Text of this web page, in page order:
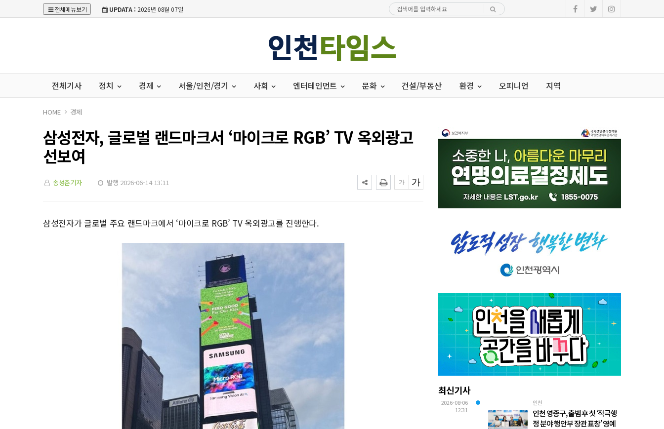
전체메뉴보기 UPDATA : 2026년 08월 07일
전체기사 정치 경제 서울/인천/경기 사회 엔터테인먼트 문화 건설/부동산 환경 오피니언 지역
HOME 경제
삼성전자, 글로벌 랜드마크서 ‘마이크로 RGB’ TV 옥외광고
선보여
송성춘기자 발행 2026-06-14 13:11
삼성전자가 글로벌 주요 랜드마크에서 ‘마이크로 RGB’ TV 옥외광고를 진행한다.
최신기사
2026-08-06
12:31
인천
인천 영종구, 출범 후 첫 ‘적극행
정 분야 행안부 장관 표창’ 영예